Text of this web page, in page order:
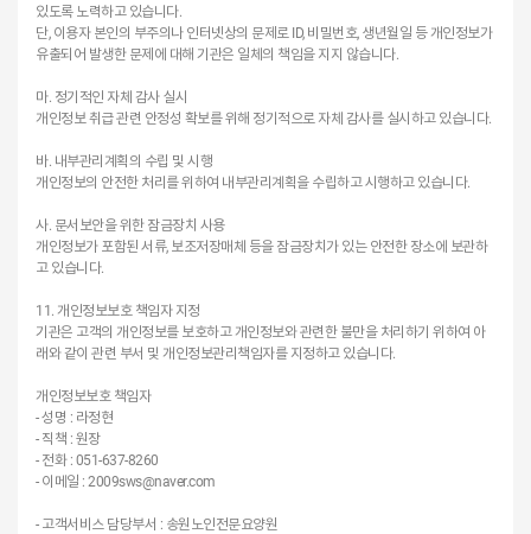
있도록 노력하고 있습니다.
단, 이용자 본인의 부주의나 인터넷상의 문제로 ID, 비밀번호, 생년월일 등 개인정보가
유출되어 발생한 문제에 대해 기관은 일체의 책임을 지지 않습니다.
마. 정기적인 자체 감사 실시
개인정보 취급 관련 안정성 확보를 위해 정기적으로 자체 감사를 실시하고 있습니다.
바. 내부관리계획의 수립 및 시행
개인정보의 안전한 처리를 위하여 내부관리계획을 수립하고 시행하고 있습니다.
사. 문서보안을 위한 잠금장치 사용
개인정보가 포함된 서류, 보조저장매체 등을 잠금장치가 있는 안전한 장소에 보관하
고 있습니다.
11. 개인정보보호 책임자 지정
기관은 고객의 개인정보를 보호하고 개인정보와 관련한 불만을 처리하기 위하여 아
래와 같이 관련 부서 및 개인정보관리책임자를 지정하고 있습니다.
개인정보보호 책임자
- 성명 : 라정현
- 직책 : 원장
- 전화 : 051-637-8260
- 이메일 : 2009sws@naver.com
- 고객서비스 담당부서 : 송원노인전문요양원